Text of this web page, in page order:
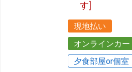
す]
現地払い
オンラインカ
夕食部屋or個室